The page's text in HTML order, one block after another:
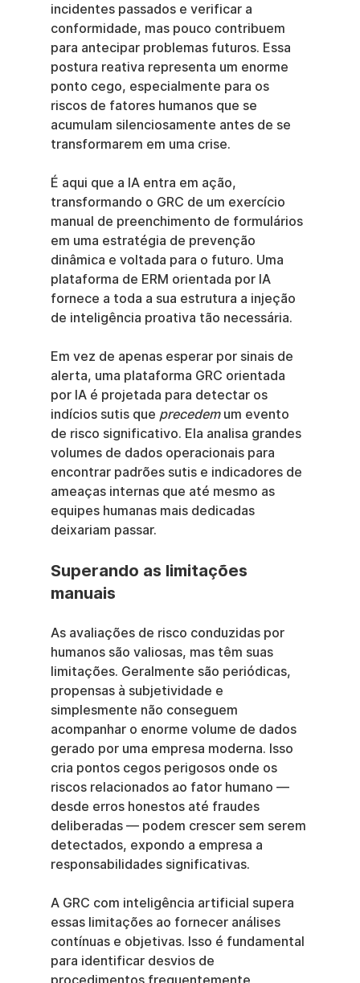
incidentes passados e verificar a
conformidade, mas pouco contribuem
para antecipar problemas futuros. Essa
postura reativa representa um enorme
ponto cego, especialmente para os
riscos de fatores humanos que se
acumulam silenciosamente antes de se
transformarem em uma crise.
É aqui que a IA entra em ação,
transformando o GRC de um exercício
manual de preenchimento de formulários
em uma estratégia de prevenção
dinâmica e voltada para o futuro. Uma
plataforma de ERM orientada por IA
fornece a toda a sua estrutura a injeção
de inteligência proativa tão necessária.
Em vez de apenas esperar por sinais de
alerta, uma plataforma GRC orientada
por IA é projetada para detectar os
indícios sutis que precedem um evento
de risco significativo. Ela analisa grandes
volumes de dados operacionais para
encontrar padrões sutis e indicadores de
ameaças internas que até mesmo as
equipes humanas mais dedicadas
deixariam passar.
Superando as limitações
manuais
As avaliações de risco conduzidas por
humanos são valiosas, mas têm suas
limitações. Geralmente são periódicas,
propensas à subjetividade e
simplesmente não conseguem
acompanhar o enorme volume de dados
gerado por uma empresa moderna. Isso
cria pontos cegos perigosos onde os
riscos relacionados ao fator humano —
desde erros honestos até fraudes
deliberadas — podem crescer sem serem
detectados, expondo a empresa a
responsabilidades significativas.
A GRC com inteligência artificial supera
essas limitações ao fornecer análises
contínuas e objetivas. Isso é fundamental
para identificar desvios de
procedimentos frequentemente